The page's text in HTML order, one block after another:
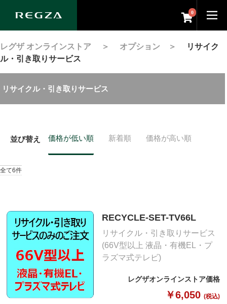
0
レグザ オンラインストア ＞ オプション ＞
リサイク
ル・引き取りサービス
リサイクル・引き取りサービス
並び替え 価格が低い順 新着順 価格が高い順
全て6件
RECYCLE-SET-TV66L
リサイクル・引き取りサービス
(66V型以上 液晶・有機EL・プ
ラズマ式テレビ)
レグザオンラインストア価格
￥6,050 (税込)